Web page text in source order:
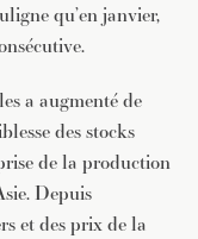
qu’en janvier,
a augmenté de
des stocks
de la production
Depuis
et des prix de la